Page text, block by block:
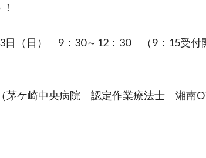
日（日） 9：30～12：30 （9：15受付
茅ケ崎中央病院 認定作業療法士 湘南